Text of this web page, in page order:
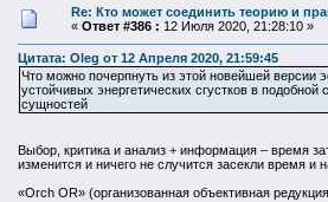
Re: Кто может соединить теорию и
« Ответ #386 : 12 Июля 2020, 21:28:10 »
Цитата: Oleg от 12 Апреля 2020, 21:59:45
Что можно почерпнуть из этой новейшей версии
устойчивых энергетических сгустков в
сущностей
Выбор, критика и анализ + информация – время
изменится и ничего не случится засекли время и
«Orch OR» (организованная объективная редукция